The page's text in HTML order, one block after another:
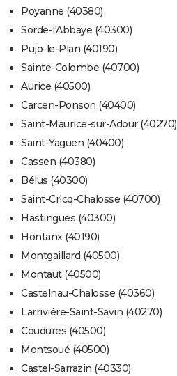
Poyanne (40380)
Sorde-l'Abbaye (40300)
Pujo-le-Plan (40190)
Sainte-Colombe (40700)
Aurice (40500)
Carcen-Ponson (40400)
Saint-Maurice-sur-Adour (40270)
Saint-Yaguen (40400)
Cassen (40380)
Bélus (40300)
Saint-Cricq-Chalosse (40700)
Hastingues (40300)
Hontanx (40190)
Montgaillard (40500)
Montaut (40500)
Castelnau-Chalosse (40360)
Larrivière-Saint-Savin (40270)
Coudures (40500)
Montsoué (40500)
Castel-Sarrazin (40330)